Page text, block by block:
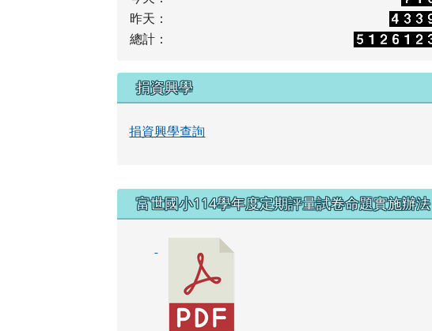
昨天：
總計：
捐資興學
捐資興學查詢
右邊區域內容
富世國小114學年度定期評量試卷命題實施辦法